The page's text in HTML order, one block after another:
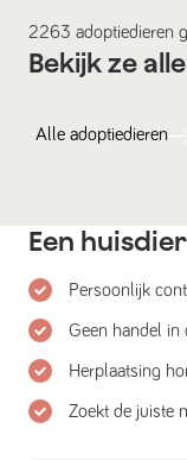
2263 adoptiedieren
Bekijk ze
Alle adoptiedieren
Een
Persoonlijk
Geen handel in
Herplaatsing
Zoekt de juiste